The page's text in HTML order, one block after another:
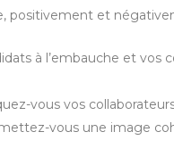
positivement et
à l’embauche et vos
vous vos
vous une image